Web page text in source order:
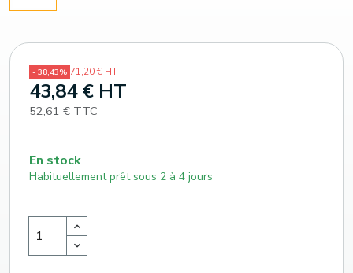
- 38,43% 71,20 € HT
43,84 € HT
52,61 € TTC
En stock
Habituellement prêt sous 2 à 4 jours